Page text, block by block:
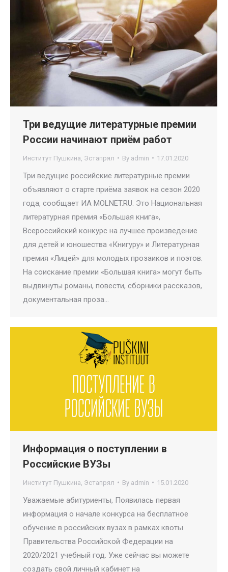
Три ведущие литературные премии
России начинают приём работ
Институт Пушкина Эстапрял By admin 17.01.2020
Три ведущие российские литературные премии
объявляют о старте приёма заявок на сезон 2020
года, сообщает ИА MOLNET.RU. Это Национальная
литературная премия «Большая книга»,
Всероссийский конкурс на лучшее произведение
для детей и юношества «Книгуру» и Литературная
премия «Лицей» для молодых прозаиков и поэтов.
На соискание премии «Большая книга» могут быть
выдвинуты романы, повести, сборники рассказов,
документальная проза…
Информация о поступлении в
Российские ВУЗы
Институт Пушкина Эстапрял By admin 15.01.2020
Уважаемые абитуриенты, Появилась первая
информация о начале конкурса на бесплатное
обучение в российских вузах в рамках квоты
Правительства Российской Федерации на
2020/2021 учебный год. Уже сейчас вы можете
создать свой личный кабинет на